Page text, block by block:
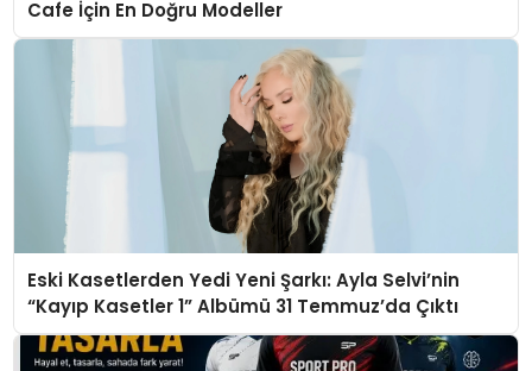
Cafe İçin En Doğru Modeller
Eski Kasetlerden Yedi Yeni Şarkı: Ayla Selvi’nin
“Kayıp Kasetler 1” Albümü 31 Temmuz’da Çıktı